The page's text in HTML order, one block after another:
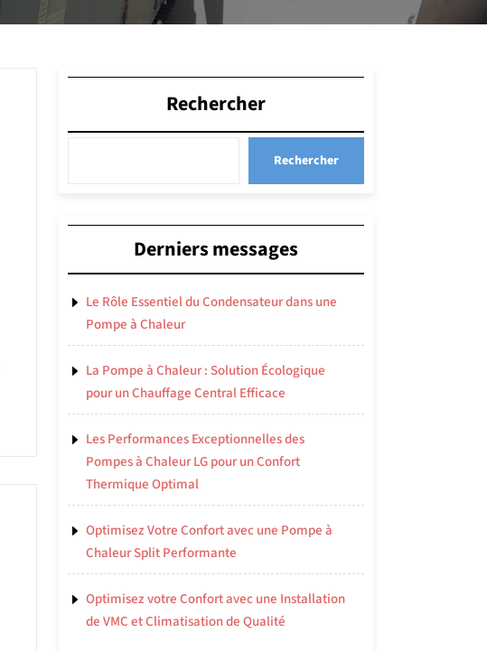
Rechercher
Rechercher
Derniers messages
Le Rôle Essentiel du Condensateur dans une
Pompe à Chaleur
La Pompe à Chaleur : Solution Écologique
pour un Chauffage Central Efficace
Les Performances Exceptionnelles des
Pompes à Chaleur LG pour un Confort
Thermique Optimal
Optimisez Votre Confort avec une Pompe à
Chaleur Split Performante
Optimisez votre Confort avec une Installation
de VMC et Climatisation de Qualité